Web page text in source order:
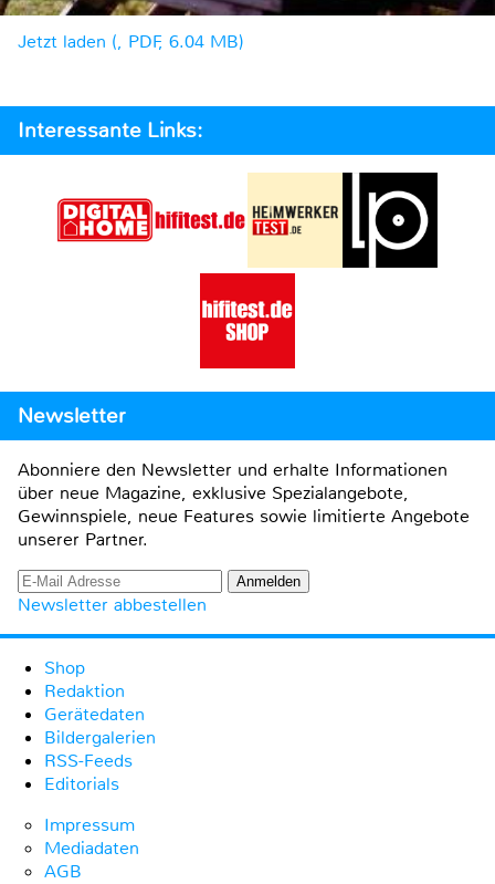
Jetzt laden (, PDF, 6.04 MB)
Interessante Links:
Newsletter
Abonniere den Newsletter und erhalte Informationen
über neue Magazine, exklusive Spezialangebote,
Gewinnspiele, neue Features sowie limitierte Angebote
unserer Partner.
Newsletter abbestellen
Shop
Redaktion
Gerätedaten
Bildergalerien
RSS-Feeds
Editorials
Impressum
Mediadaten
AGB